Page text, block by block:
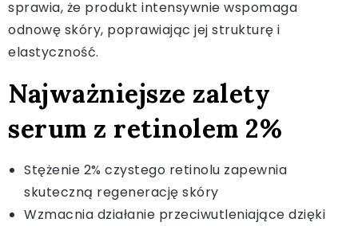
sprawia, że produkt intensywnie wspomaga
odnowę skóry, poprawiając jej strukturę i
elastyczność.
Najważniejsze zalety
serum z retinolem 2%
Stężenie 2% czystego retinolu zapewnia
skuteczną regenerację skóry
Wzmacnia działanie przeciwutleniające dzięki